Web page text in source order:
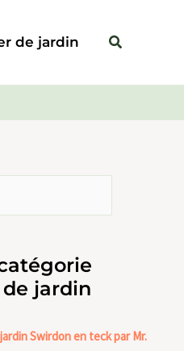
de jardin Rechercher
jardin
Swirdon en teck par Mr.